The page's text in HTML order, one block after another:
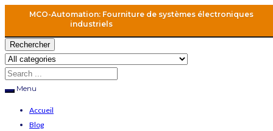
MCO-Automation: Fourniture de systèmes électroniques
industriels
Rechercher
Menu
Accueil
Blog